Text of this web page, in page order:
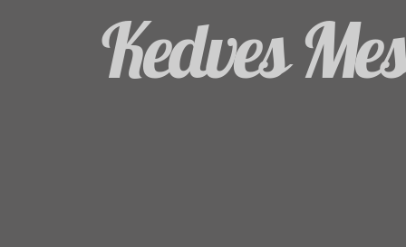
Kedves